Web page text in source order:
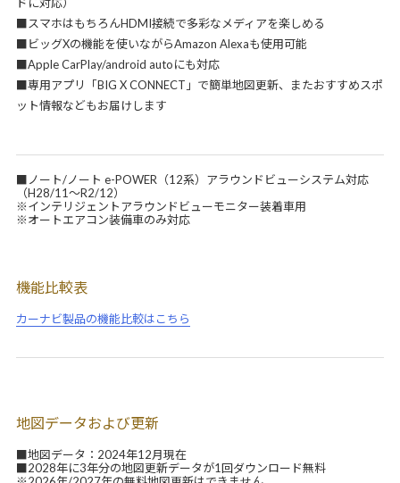
■スマホはもちろんHDMI接続で多彩なメディアを楽しめる
■ビッグXの機能を使いながらAmazon Alexaも使用可能
■Apple CarPlay/android autoにも対応
■専用アプリ「BIG X CONNECT」で簡単地図更新、またおすすめスポ
ット情報などもお届けします
■ノート/ノート e-POWER（12系）アラウンドビューシステム対応
（H28/11～R2/12）
※インテリジェントアラウンドビューモニター装着車用
※オートエアコン装備車のみ対応
機能比較表
カーナビ製品の機能比較はこちら
地図データおよび更新
■地図データ：2024年12月現在
■2028年に3年分の地図更新データが1回ダウンロード無料